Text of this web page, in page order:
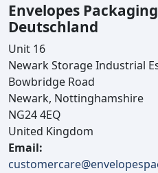
Envelopes Packaging
Deutschland
Unit 16
Newark Storage Industrial
Bowbridge Road
Newark, Nottinghamshire
NG24 4EQ
United Kingdom
Email: